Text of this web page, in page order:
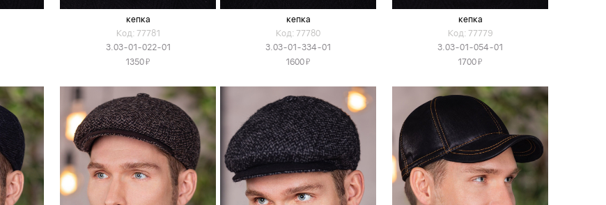
кепка
Код: 77781
3.03-01-022-01
1350Я
кепка
Код: 77780
3.03-01-334-01
1600Я
кепка
Код: 77779
3.03-01-054-01
1700Я